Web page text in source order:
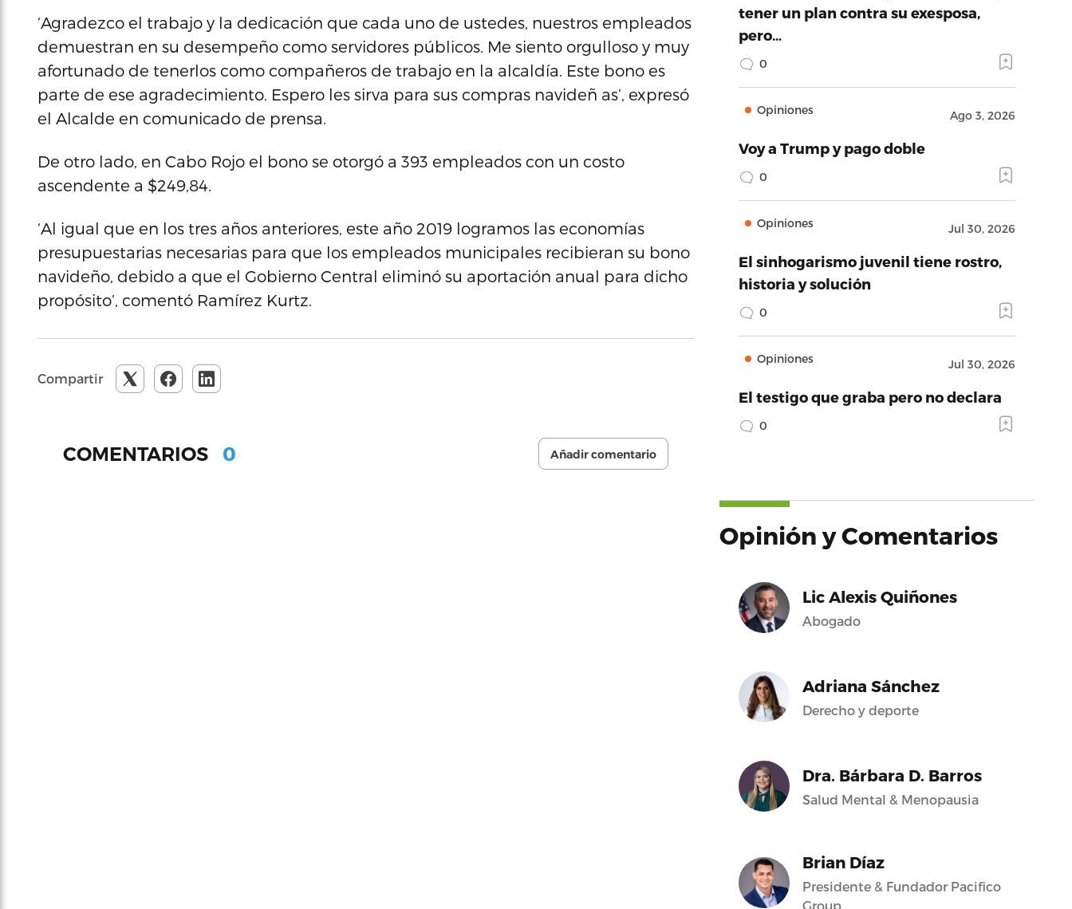
‘Agradezco el trabajo y la dedicación que cada uno de ustedes, nuestros empleados
demuestran en su desempeño como servidores públicos. Me siento orgulloso y muy
afortunado de tenerlos como compañeros de trabajo en la alcaldía. Este bono es
parte de ese agradecimiento. Espero les sirva para sus compras navideñ as’, expresó
el Alcalde en comunicado de prensa.
De otro lado, en Cabo Rojo el bono se otorgó a 393 empleados con un costo
ascendente a $249,84.
‘Al igual que en los tres años anteriores, este año 2019 logramos las economías
presupuestarias necesarias para que los empleados municipales recibieran su bono
navideño, debido a que el Gobierno Central eliminó su aportación anual para dicho
propósito’, comentó Ramírez Kurtz.
Compartir
COMENTARIOS 0 Añadir comentario
tener un plan contra su exesposa,
pero…
0
Opiniones Ago 3, 2026
Voy a Trump y pago doble
0
Opiniones Jul 30, 2026
El sinhogarismo juvenil tiene rostro,
historia y solución
0
Opiniones Jul 30, 2026
El testigo que graba pero no declara
0
Opinión y Comentarios
Lic Alexis Quiñones
Abogado
Adriana Sánchez
Derecho y deporte
Dra. Bárbara D. Barros
Salud Mental & Menopausia
Brian Díaz
Presidente & Fundador Pacifico
Group